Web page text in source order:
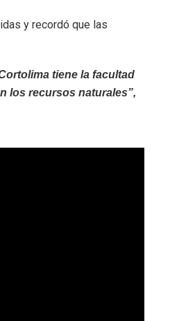
y recordó que las
tiene la facultad
los recursos naturales”,